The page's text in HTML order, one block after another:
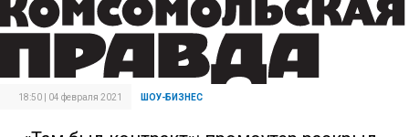
18:50 | 04 февраля 2021 ШОУ-БИЗНЕС